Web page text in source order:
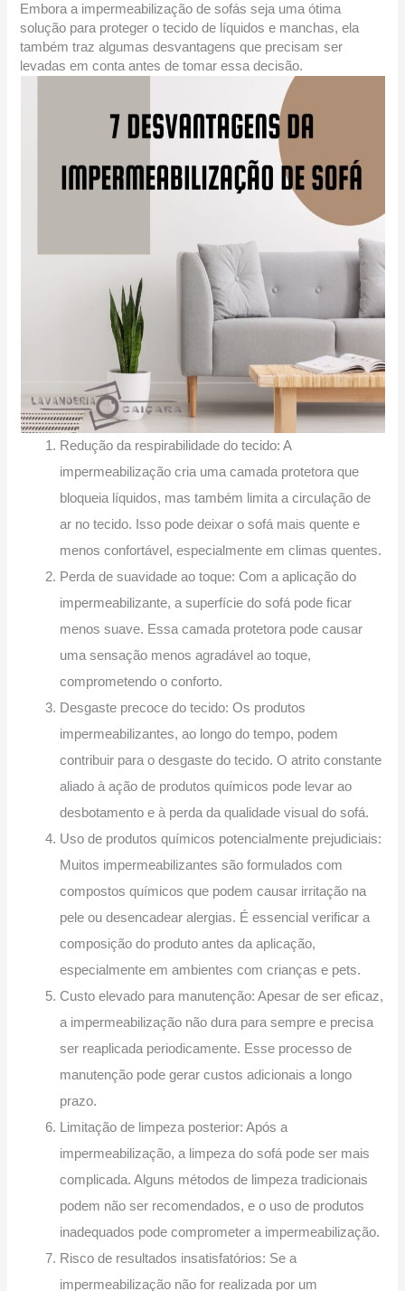
Embora a impermeabilização de sofás seja uma ótima
solução para proteger o tecido de líquidos e manchas, ela
também traz algumas desvantagens que precisam ser
levadas em conta antes de tomar essa decisão.
Redução da respirabilidade do tecido: A
impermeabilização cria uma camada protetora que
bloqueia líquidos, mas também limita a circulação de
ar no tecido. Isso pode deixar o sofá mais quente e
menos confortável, especialmente em climas quentes.
Perda de suavidade ao toque: Com a aplicação do
impermeabilizante, a superfície do sofá pode ficar
menos suave. Essa camada protetora pode causar
uma sensação menos agradável ao toque,
comprometendo o conforto.
Desgaste precoce do tecido: Os produtos
impermeabilizantes, ao longo do tempo, podem
contribuir para o desgaste do tecido. O atrito constante
aliado à ação de produtos químicos pode levar ao
desbotamento e à perda da qualidade visual do sofá.
Uso de produtos químicos potencialmente prejudiciais:
Muitos impermeabilizantes são formulados com
compostos químicos que podem causar irritação na
pele ou desencadear alergias. É essencial verificar a
composição do produto antes da aplicação,
especialmente em ambientes com crianças e pets.
Custo elevado para manutenção: Apesar de ser eficaz,
a impermeabilização não dura para sempre e precisa
ser reaplicada periodicamente. Esse processo de
manutenção pode gerar custos adicionais a longo
prazo.
Limitação de limpeza posterior: Após a
impermeabilização, a limpeza do sofá pode ser mais
complicada. Alguns métodos de limpeza tradicionais
podem não ser recomendados, e o uso de produtos
inadequados pode comprometer a impermeabilização.
Risco de resultados insatisfatórios: Se a
impermeabilização não for realizada por um